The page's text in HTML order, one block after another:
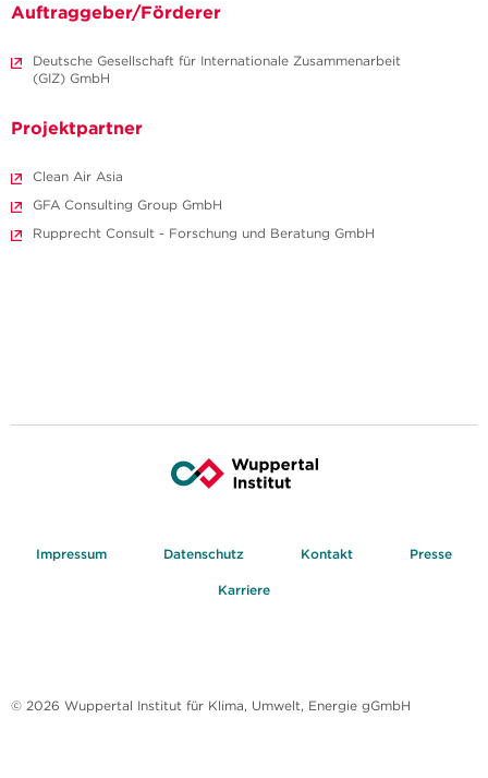
Auftraggeber/Förderer
Deutsche Gesellschaft für Internationale Zusammenarbeit
(GIZ) GmbH
Projektpartner
Clean Air Asia
GFA Consulting Group GmbH
Rupprecht Consult - Forschung und Beratung GmbH
Impressum Datenschutz Kontakt Presse
Karriere
© 2026 Wuppertal Institut für Klima, Umwelt, Energie gGmbH